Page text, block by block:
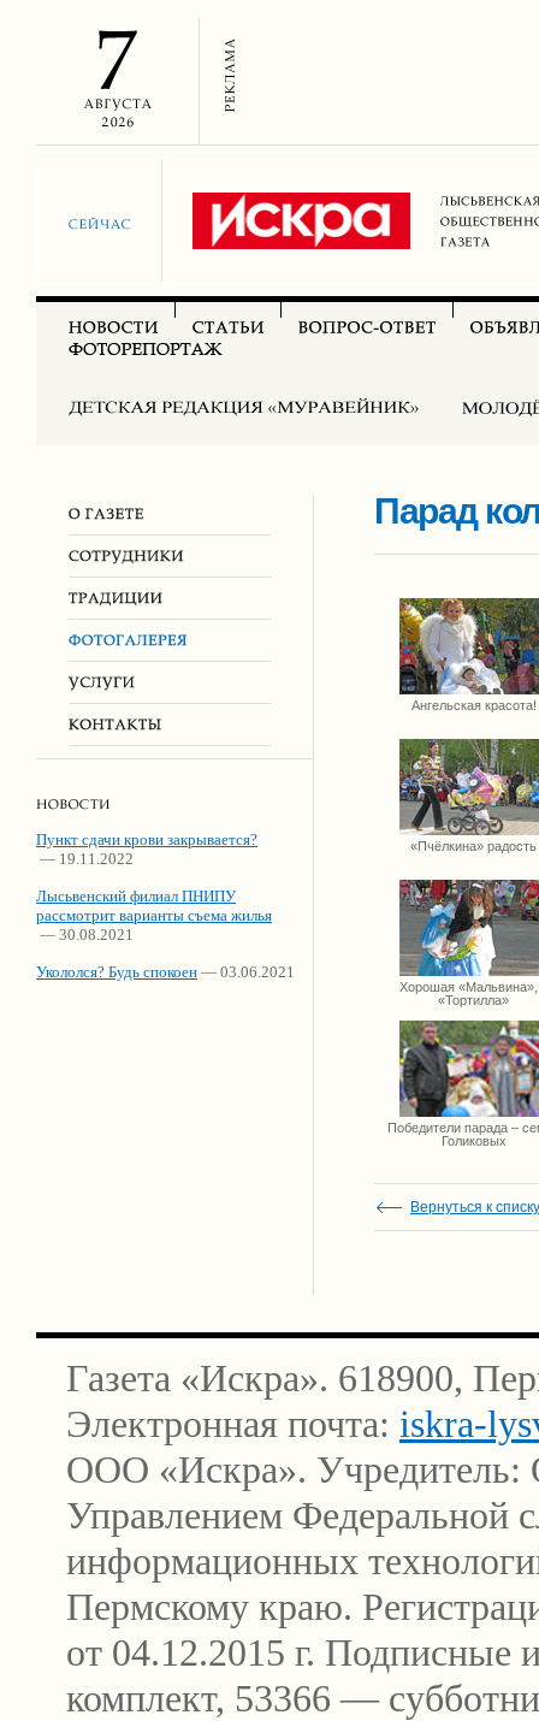
Пункт сдачи крови закрывается?
— 19.11.2022
Лысьвенский филиал ПНИПУ
рассмотрит варианты съема жилья
— 30.08.2021
Укололся? Будь спокоен — 03.06.2021
Парад
Ангельская красота!
«Пчёлкина» радость
Хорошая «Мальвина»,
«Тортилла»
Победители парада –
Голиковых
Вернуться к
Газета «Искра». 618900,
Электронная почта: iskra-
ООО «Искра». Учредитель:
Управлением Федеральной
информационных
Пермскому краю.
от 04.12.2015 г.
комплект, 53366 —